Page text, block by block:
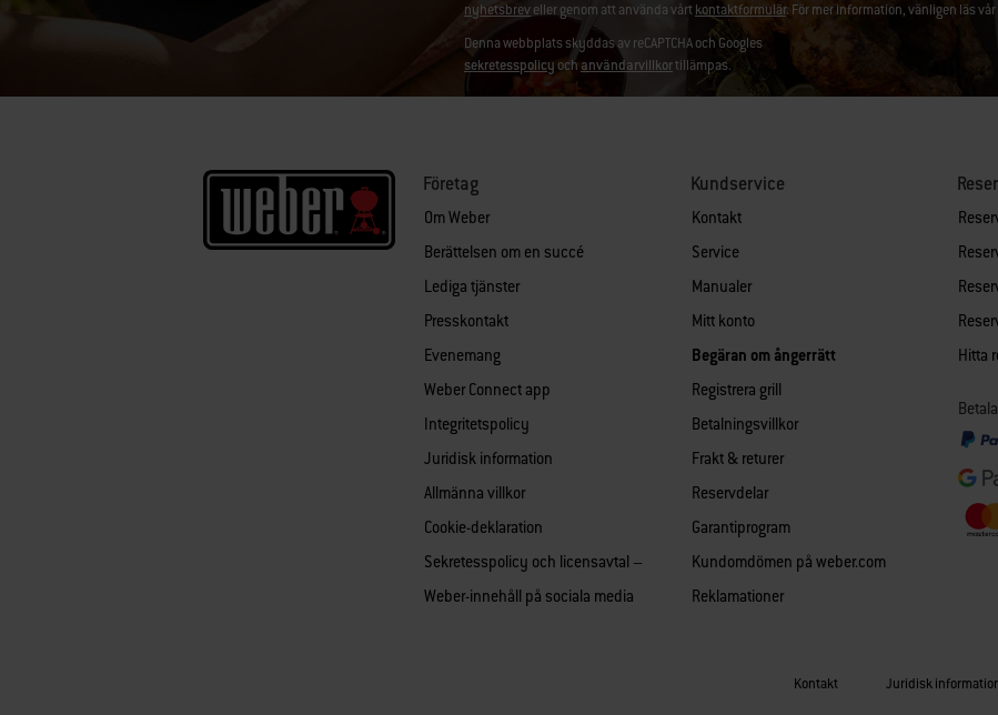
nyhetsbreveller genom att använda vårtkontaktformulär. För mer information, vänligen läs vår
Denna webbplats skyddas av reCAPTCHA och Googles
sekretesspolicyoch användarvillkortillämpas.
Företag
Om Weber
Berättelsen om en succé
Lediga tjänster
Presskontakt
Evenemang
Weber Connect app
Integritetspolicy
Juridisk information
Allmänna villkor
Cookie-deklaration
Sekretesspolicy och licensavtal –
Weber-innehåll på sociala media
Kundservice
Kontakt
Service
Manualer
Mitt konto
Begäran om ångerrätt
Registrera grill
Betalningsvillkor
Frakt & returer
Reservdelar
Garantiprogram
Kundomdömen på weber.com
Reklamationer
Hitta
Kontakt Juridisk